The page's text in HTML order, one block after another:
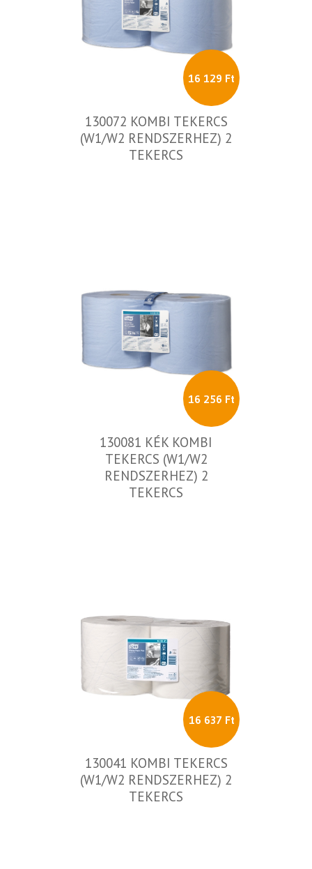
16 129 Ft
130072 KOMBI TEKERCS
(W1/W2 RENDSZERHEZ) 2
TEKERCS
16 256 Ft
130081 KÉK KOMBI
TEKERCS (W1/W2
RENDSZERHEZ) 2
TEKERCS
16 637 Ft
130041 KOMBI TEKERCS
(W1/W2 RENDSZERHEZ) 2
TEKERCS